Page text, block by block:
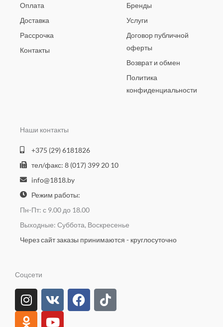
Оплата
Доставка
Рассрочка
Контакты
Бренды
Услуги
Договор публичной
оферты
Возврат и обмен
Политика
конфиденциальности
Наши контакты
+375 (29) 6181826
тел/факс: 8 (017) 399 20 10
info@1818.by
Режим работы:
Пн-Пт: с 9.00 до 18.00
Выходные: Суббота, Воскресенье
Через сайт заказы принимаются - круглосуточно
Соцсети
I
n
s
V
k
F
a
T
i
O
d
n
Y
o
u